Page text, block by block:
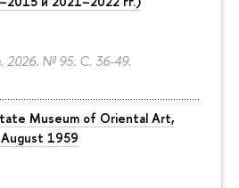
2026. № 95. С. 36-49.
Museum of Oriental Art,
1959